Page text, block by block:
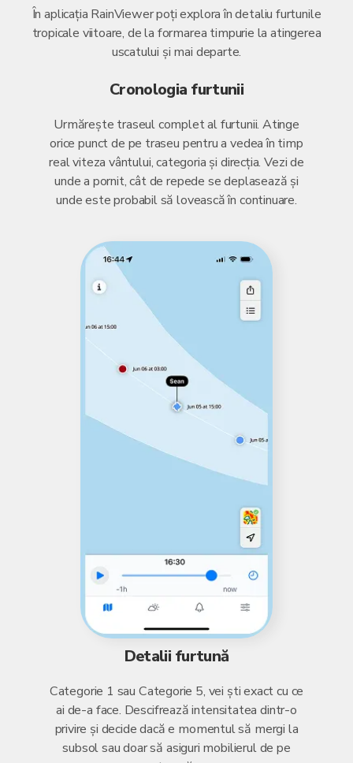
În aplicația RainViewer poți explora în detaliu furtunile
tropicale viitoare, de la formarea timpurie la atingerea
uscatului și mai departe.
Cronologia furtunii
Urmărește traseul complet al furtunii. Atinge
orice punct de pe traseu pentru a vedea în timp
real viteza vântului, categoria și direcția. Vezi de
unde a pornit, cât de repede se deplasează și
unde este probabil să lovească în continuare.
Detalii furtună
Categorie 1 sau Categorie 5, vei ști exact cu ce
ai de-a face. Descifrează intensitatea dintr-o
privire și decide dacă e momentul să mergi la
subsol sau doar să asiguri mobilierul de pe